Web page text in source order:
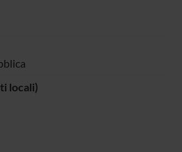
locali)